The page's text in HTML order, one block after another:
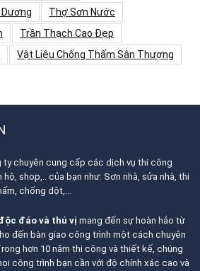
Thợ Sơn Nước
Trần Thạch Cao Đẹp
Vật Liệu Chống Thấm Sân Thượng
ty chuyên cung cấp các dịch vụ thi công
shop,.. của bạn như: Sơn nhà, sửa nhà, thi
chống dột,…
đáo và thú vị mang đến sự hoàn hảo từ
đến bàn giao công trình một cách chuyên
hơn 10 năm thi công và thiết kế, chúng
công trình bạn cần với độ chính xác cao và